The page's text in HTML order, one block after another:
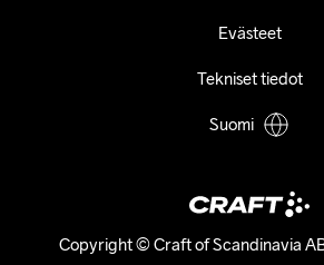
Copyright © Craft of Scandinavia
Evästeet
Tekniset tiedot
Suomi